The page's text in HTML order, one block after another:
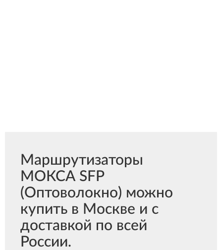
Маршрутизаторы
МОКСА SFP
(Оптоволокно) можно
купить в Москве и с
доставкой по всей
России.